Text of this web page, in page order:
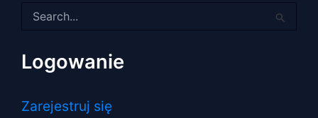
dla:
Logowanie
Zarejestruj się